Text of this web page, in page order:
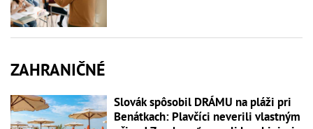
ZAHRANIČNÉ
Slovák spôsobil DRÁMU na pláži pri
Benátkach: Plavčíci neverili vlastným